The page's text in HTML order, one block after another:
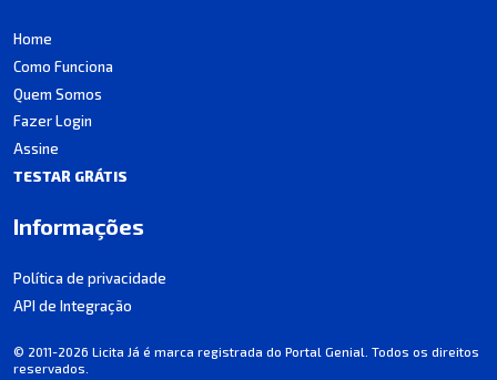
Home
Como Funciona
Quem Somos
Fazer Login
Assine
TESTAR GRÁTIS
Informações
Política de privacidade
API de Integração
© 2011-2026 Licita Já é marca registrada do Portal Genial. Todos os direitos
reservados.